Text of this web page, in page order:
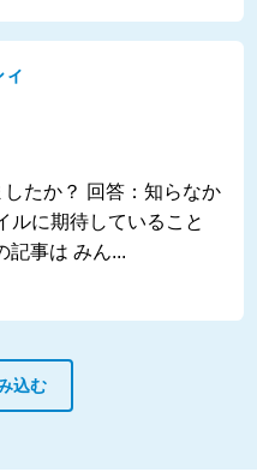
たか？ 回答：知らなか
ルに期待していること
記事は みん...
込む